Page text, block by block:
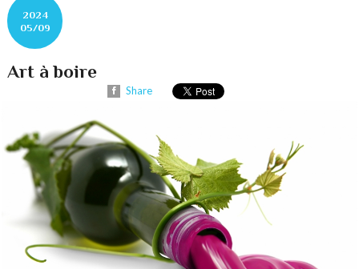
2024
05/09
Art à boire
Share